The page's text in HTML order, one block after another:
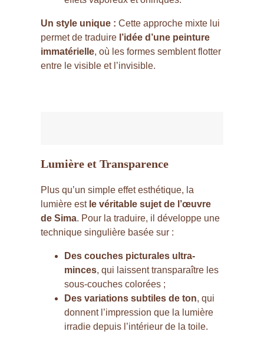
Un style unique : Cette approche mixte lui
permet de traduire l’idée d’une peinture
immatérielle, où les formes semblent flotter
entre le visible et l’invisible.
Lumière et Transparence
Plus qu’un simple effet esthétique, la
lumière est le véritable sujet de l’œuvre
de Sima. Pour la traduire, il développe une
technique singulière basée sur :
Des couches picturales ultra-
minces, qui laissent transparaître les
sous-couches colorées ;
Des variations subtiles de ton, qui
donnent l’impression que la lumière
irradie depuis l’intérieur de la toile.